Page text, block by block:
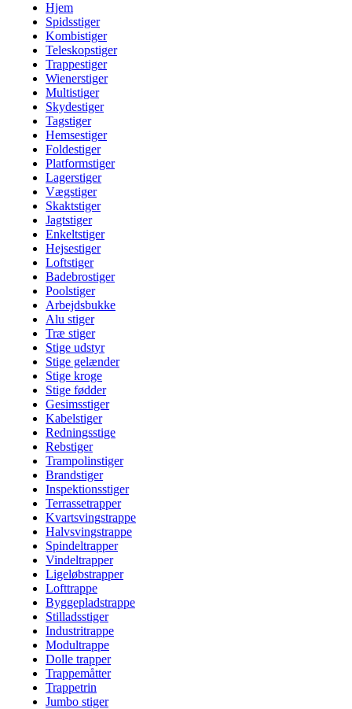
Hjem
Spidsstiger
Kombistiger
Teleskopstiger
Trappestiger
Wienerstiger
Multistiger
Skydestiger
Tagstiger
Hemsestiger
Foldestiger
Platformstiger
Lagerstiger
Vægstiger
Skaktstiger
Jagtstiger
Enkeltstiger
Hejsestiger
Loftstiger
Badebrostiger
Poolstiger
Arbejdsbukke
Alu stiger
Træ stiger
Stige udstyr
Stige gelænder
Stige kroge
Stige fødder
Gesimsstiger
Kabelstiger
Redningsstige
Rebstiger
Trampolinstiger
Brandstiger
Inspektionsstiger
Terrassetrapper
Kvartsvingstrappe
Halvsvingstrappe
Spindeltrapper
Vindeltrapper
Ligeløbstrapper
Lofttrappe
Byggepladstrappe
Stilladsstiger
Industritrappe
Modultrappe
Dolle trapper
Trappemåtter
Trappetrin
Jumbo stiger